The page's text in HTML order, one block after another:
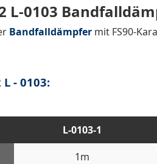
L-0103
Bandfalldämpfer mit FS90-
- 0103:
L-0103-1
1m